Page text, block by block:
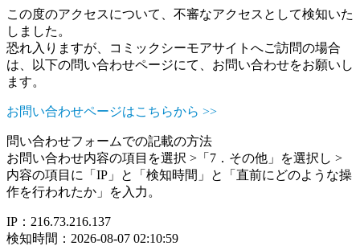
この度のアクセスについて、不審なアクセスとして検知いた
しました。
恐れ入りますが、コミックシーモアサイトへご訪問の場合
は、以下の問い合わせページにて、お問い合わせをお願いし
ます。
お問い合わせページはこちらから >>
問い合わせフォームでの記載の方法
お問い合わせ内容の項目を選択 >「7．その他」を選択し >
内容の項目に「IP」と「検知時間」と「直前にどのような操
作を行われたか」を入力。
IP：216.73.216.137
検知時間：2026-08-07 02:10:59